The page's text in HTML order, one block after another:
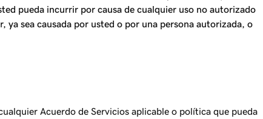
pueda incurrir por causa de cualquier uso no autorizado
ya sea causada por usted o por una persona autorizada, o
Acuerdo de Servicios aplicable o política que pueda